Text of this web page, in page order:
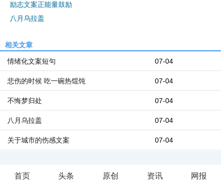
励志文案正能量鼓励
八月乌拉盖
相关文章
07-04
情绪化文案短句
07-04
悲伤的时候 吃一碗热馄饨
07-04
不悔梦归处
07-04
八月乌拉盖
07-04
关于城市的伤感文案
首页 头条 原创 资讯 网报